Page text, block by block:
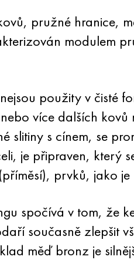
pružné hranice,
modulem
použity v čisté
více dalších
slitiny s cínem, se
je připraven, který
prvků, jako
spočívá v tom, že
současně zlepšit
měď bronz je